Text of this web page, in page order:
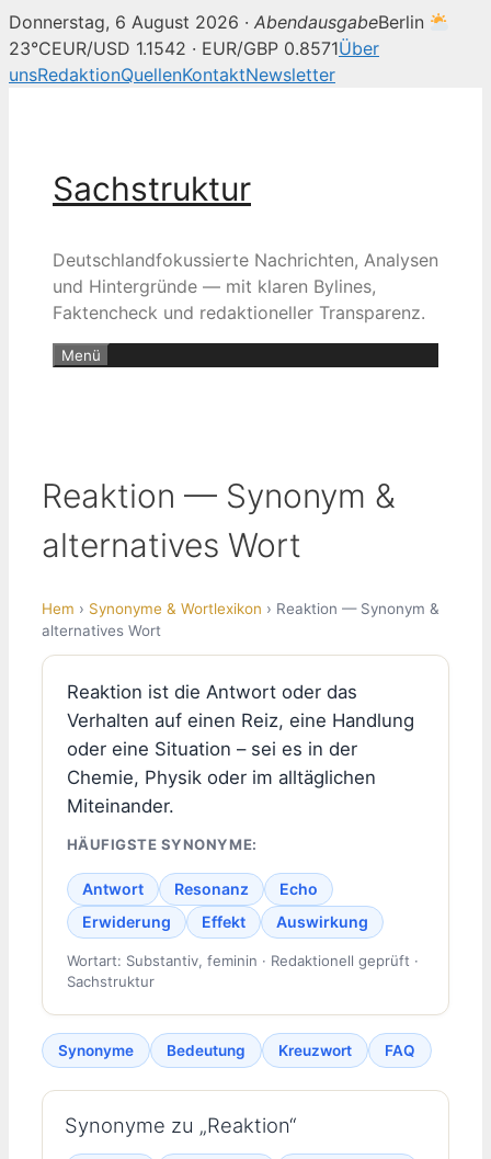
Donnerstag, 6 August 2026 · AbendausgabeBerlin
23°CEUR/USD 1.1542 · EUR/GBP 0.8571Über
unsRedaktionQuellenKontaktNewsletter
Sachstruktur
Deutschlandfokussierte Nachrichten, Analysen
und Hintergründe — mit klaren Bylines,
Faktencheck und redaktioneller Transparenz.
Menü
Reaktion — Synonym &
alternatives Wort
Hem › Synonyme & Wortlexikon › Reaktion — Synonym &
alternatives Wort
Reaktion ist die Antwort oder das
Verhalten auf einen Reiz, eine Handlung
oder eine Situation – sei es in der
Chemie, Physik oder im alltäglichen
Miteinander.
HÄUFIGSTE SYNONYME:
Antwort Resonanz
Echo
Erwiderung
Effekt Auswirkung
Wortart: Substantiv, feminin · Redaktionell geprüft ·
Sachstruktur
Synonyme Bedeutung Kreuzwort FAQ
Synonyme zu „Reaktion“